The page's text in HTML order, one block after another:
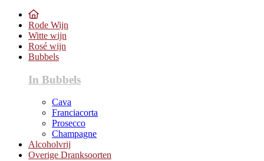
Rode Wijn
Witte wijn
Rosé wijn
Bubbels
In Bubbels
Cava
Franciacorta
Prosecco
Champagne
Alcoholvrij
Overige Dranksoorten